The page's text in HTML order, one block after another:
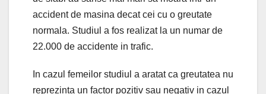
accident de masina decat cei cu o greutate
normala. Studiul a fos realizat la un numar de
22.000 de accidente in trafic.
In cazul femeilor studiul a aratat ca greutatea nu
reprezinta un factor pozitiv sau negativ in cazul